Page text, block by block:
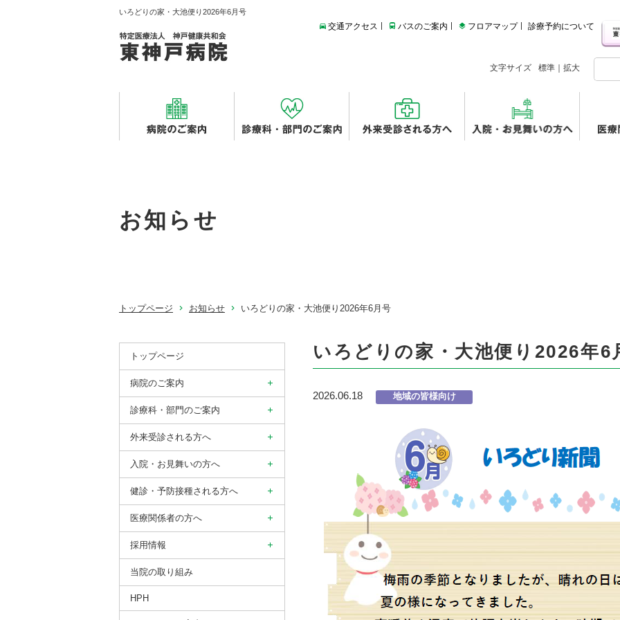
いろどりの家・大池便り2026年6月号
交通アクセス バスのご案内 フロアマップ 診療予約について
文字サイズ 標準 拡大
お知らせ
トップページ お知らせ いろどりの家・大池便り2026年6月号
いろどりの家・大池便り2026年6
2026.06.18 地域の皆様向け
トップページ
病院のご案内
診療科・部門のご案内
外来受診される方へ
入院・お見舞いの方へ
健診・予防接種される方へ
医療関係者の方へ
採用情報
当院の取り組み
HPH